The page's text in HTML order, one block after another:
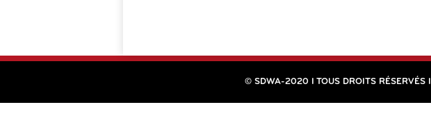
© SDWA-2020 I TOUS DROITS RÉSERVÉS I